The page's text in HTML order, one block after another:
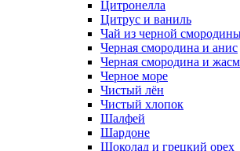
Цитронелла
Цитрус и ваниль
Чай из черной
Черная смородина и анис
Черная смородина и
Черное море
Чистый лён
Чистый хлопок
Шалфей
Шардоне
Шоколад и грецкий орех